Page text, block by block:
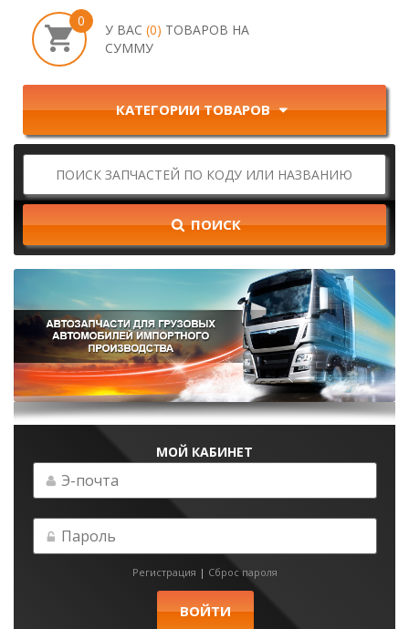
0
У ВАС (0) ТОВАРОВ НА
СУММУ
КАТЕГОРИИ ТОВАРОВ
ПОИСК
МОЙ КАБИНЕТ
Регистрация | Сброс пароля